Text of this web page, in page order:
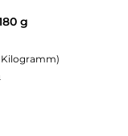
g
Kilogramm)